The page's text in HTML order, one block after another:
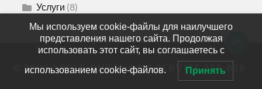
Услуги (8)
© 2026APPLE-PNZ SHOP & SERVICE 258-858
Мы используем cookie-файлы для наилучшего
представления нашего сайта. Продолжая
использовать этот сайт, вы соглашаетесь с
использованием cookie-файлов. Принять